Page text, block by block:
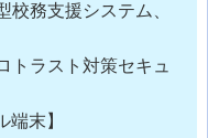
務支援システム、
ラスト対策セキュ
末】